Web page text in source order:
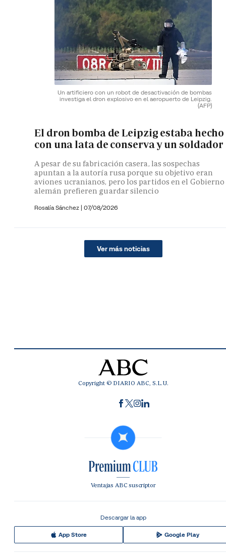
Un artificiero con un robot de desactivación de bombas
investiga el dron explosivo en el aeropuerto de Leipzig.
(AFP)
El dron bomba de Leipzig estaba hecho
con una lata de conserva y un soldador
A pesar de su fabricación casera, las sospechas
apuntan a la autoría rusa porque su objetivo eran
aviones ucranianos, pero los partidos en el Gobierno
alemán prefieren guardar silencio
Rosalía Sánchez | 07/08/2026
Ver más noticias
Copyright © DIARIO ABC, S.L.U.
Ventajas ABC suscriptor
Descargar la app
App Store Google Play